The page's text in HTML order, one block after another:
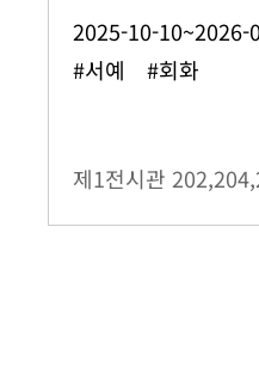
2025-10-10~2026-
#서예 #회화
제1전시관